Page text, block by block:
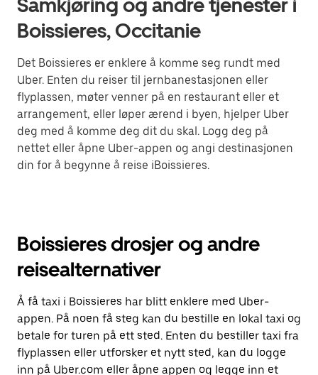
Samkjøring og andre tjenester i
Boissieres, Occitanie
Det Boissieres er enklere å komme seg rundt med
Uber. Enten du reiser til jernbanestasjonen eller
flyplassen, møter venner på en restaurant eller et
arrangement, eller løper ærend i byen, hjelper Uber
deg med å komme deg dit du skal. Logg deg på
nettet eller åpne Uber-appen og angi destinasjonen
din for å begynne å reise iBoissieres.
Boissieres drosjer og andre
reisealternativer
Å få taxi i Boissieres har blitt enklere med Uber-
appen. På noen få steg kan du bestille en lokal taxi og
betale for turen på ett sted. Enten du bestiller taxi fra
flyplassen eller utforsker et nytt sted, kan du logge
inn på Uber.com eller åpne appen og legge inn et